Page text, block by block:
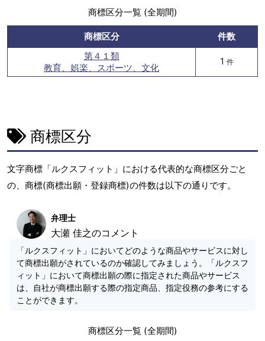
商標区分一覧 (全期間)
商標区分
件数
第４１類
教育、娯楽、スポーツ、文化
1 件
商標区分
文字商標「ルクスフィット」における代表的な商標区分ごと
の、商標(商標出願・登録商標)の件数は以下の通りです。
弁理士
大瀬 佳之のコメント
「ルクスフィット」においてどのような商品やサービスに対し
て商標出願がされているのか確認してみましょう。「ルクスフ
ィット」において商標出願の際に指定された商品やサービス
は、自社が商標出願する際の指定商品、指定役務の参考にする
ことができます。
商標区分一覧 (全期間)